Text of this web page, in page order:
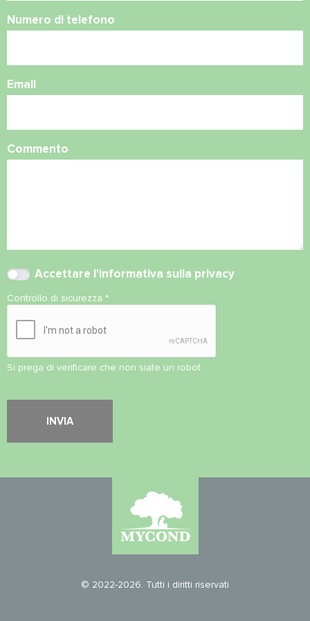
Numero di telefono
Email
Commento
Accettare l'informativa sulla privacy
Controllo di sicurezza *
Si prega di verificare che non siate un robot.
© 2022-2026. Tutti i diritti riservati